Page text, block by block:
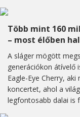
Több mint 160
– most élőben
A sláger mögött
generációkon átívelő
Eagle-Eye Cherry,
koncertet, ahol a
legfontosabb dalai is